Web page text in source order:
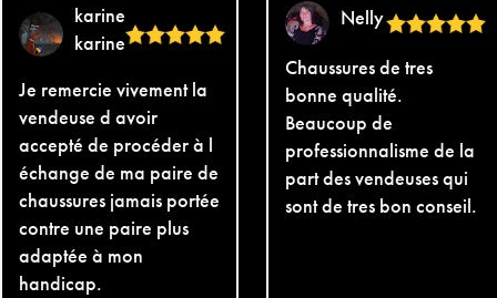
karine
karine
Je remercie vivement la
vendeuse d avoir
accepté de procéder à l
échange de ma paire de
chaussures jamais portée
contre une paire plus
adaptée à mon
handicap.
Nelly
Chaussures de tres
bonne qualité.
Beaucoup de
professionnalisme de la
part des vendeuses qui
sont de tres bon conseil.